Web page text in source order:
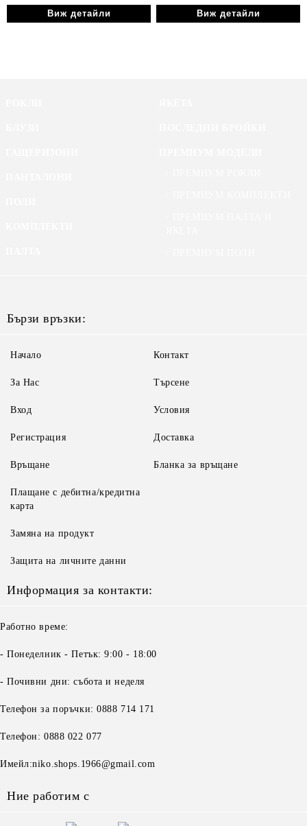
Виж детайли Виж детайли
Бързи връзки:
Начало
За Нас
Вход
Регистрация
Контакт
Търсене
Условия
Доставка
Връщане
Плащане с дебитна/кредитна
карта
Замяна на продукт
Защита на личните данни
Бланка за връщане
Информация за контакти:
Работно време:
- Понеделник - Петък: 9:00 - 18:00
- Почивни дни: събота и неделя
Телефон за поръчки: 0888 714 171
Телефон: 0888 022 077
Имейл:niko.shops.1966@gmail.com
Ние работим с